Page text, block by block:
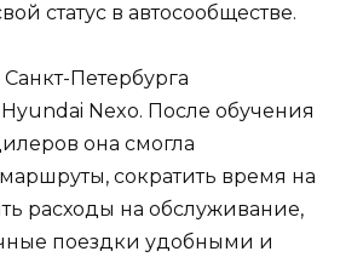
статус в автосообществе.
Петербурга
Nexo. После обучения
она смогла
сократить время на
расходы на обслуживание,
поездки удобными и